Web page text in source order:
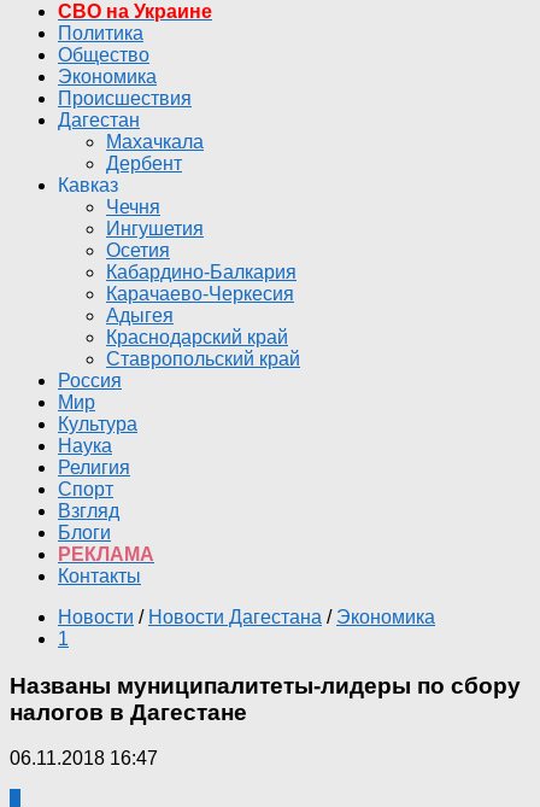
СВО на Украине
Политика
Общество
Экономика
Происшествия
Дагестан
Махачкала
Дербент
Кавказ
Чечня
Ингушетия
Осетия
Кабардино-Балкария
Карачаево-Черкесия
Адыгея
Краснодарский край
Ставропольский край
Россия
Мир
Культура
Наука
Религия
Спорт
Взгляд
Блоги
РЕКЛАМА
Контакты
Новости / Новости Дагестана / Экономика
1
Названы муниципалитеты-лидеры по сбору
налогов в Дагестане
06.11.2018 16:47